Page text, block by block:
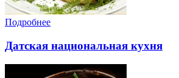
Подробнее
Датская национальная кухня